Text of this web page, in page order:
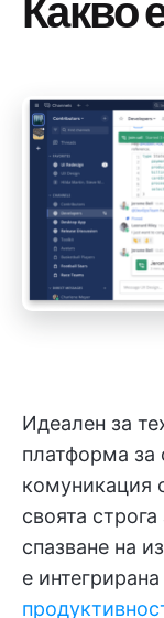
Идеален за
платформа за
комуникация
своята
спазване на
е